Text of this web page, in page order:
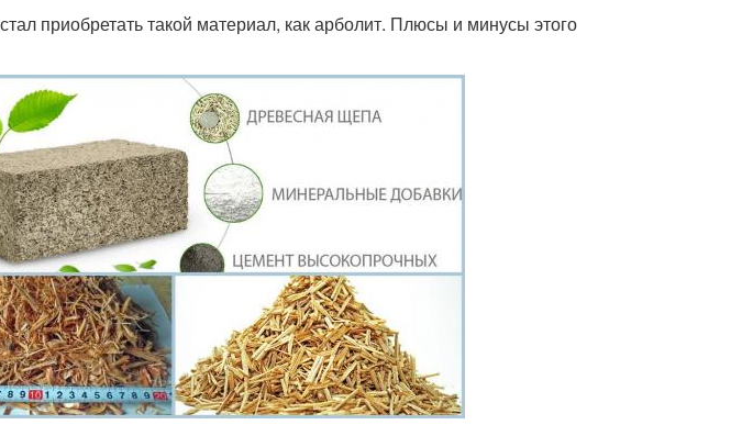
приобретать такой материал, как арболит. Плюсы и минусы этого